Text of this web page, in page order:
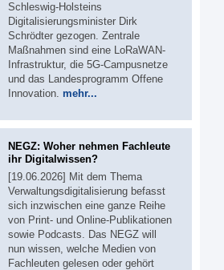
Schleswig-Holsteins
Digitalisierungsminister Dirk
Schrödter gezogen. Zentrale
Maßnahmen sind eine LoRaWAN-
Infrastruktur, die 5G-Campusnetze
und das Landesprogramm Offene
Innovation. mehr...
NEGZ: Woher nehmen Fachleute
ihr Digitalwissen?
[19.06.2026] Mit dem Thema
Verwaltungsdigitalisierung befasst
sich inzwischen eine ganze Reihe
von Print- und Online-Publikationen
sowie Podcasts. Das NEGZ will
nun wissen, welche Medien von
Fachleuten gelesen oder gehört